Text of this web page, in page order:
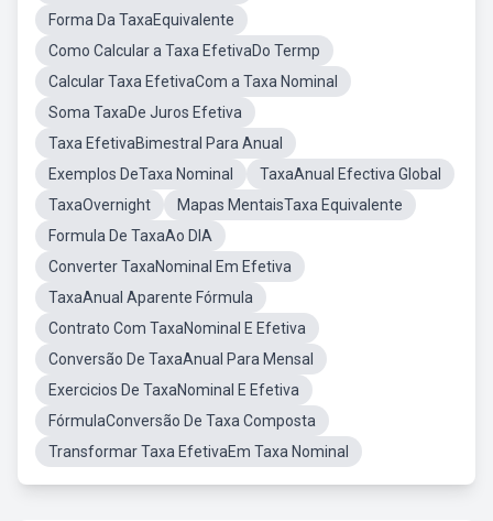
Forma Da TaxaEquivalente
Como Calcular a Taxa EfetivaDo Termp
Calcular Taxa EfetivaCom a Taxa Nominal
Soma TaxaDe Juros Efetiva
Taxa EfetivaBimestral Para Anual
Exemplos DeTaxa Nominal
TaxaAnual Efectiva Global
TaxaOvernight
Mapas MentaisTaxa Equivalente
Formula De TaxaAo DIA
Converter TaxaNominal Em Efetiva
TaxaAnual Aparente Fórmula
Contrato Com TaxaNominal E Efetiva
Conversão De TaxaAnual Para Mensal
Exercicios De TaxaNominal E Efetiva
FórmulaConversão De Taxa Composta
Transformar Taxa EfetivaEm Taxa Nominal